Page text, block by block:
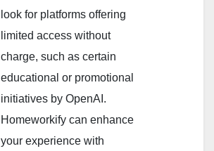
look for platforms offering
limited access without
charge, such as certain
educational or promotional
initiatives by OpenAI.
Homeworkify can enhance
your experience with